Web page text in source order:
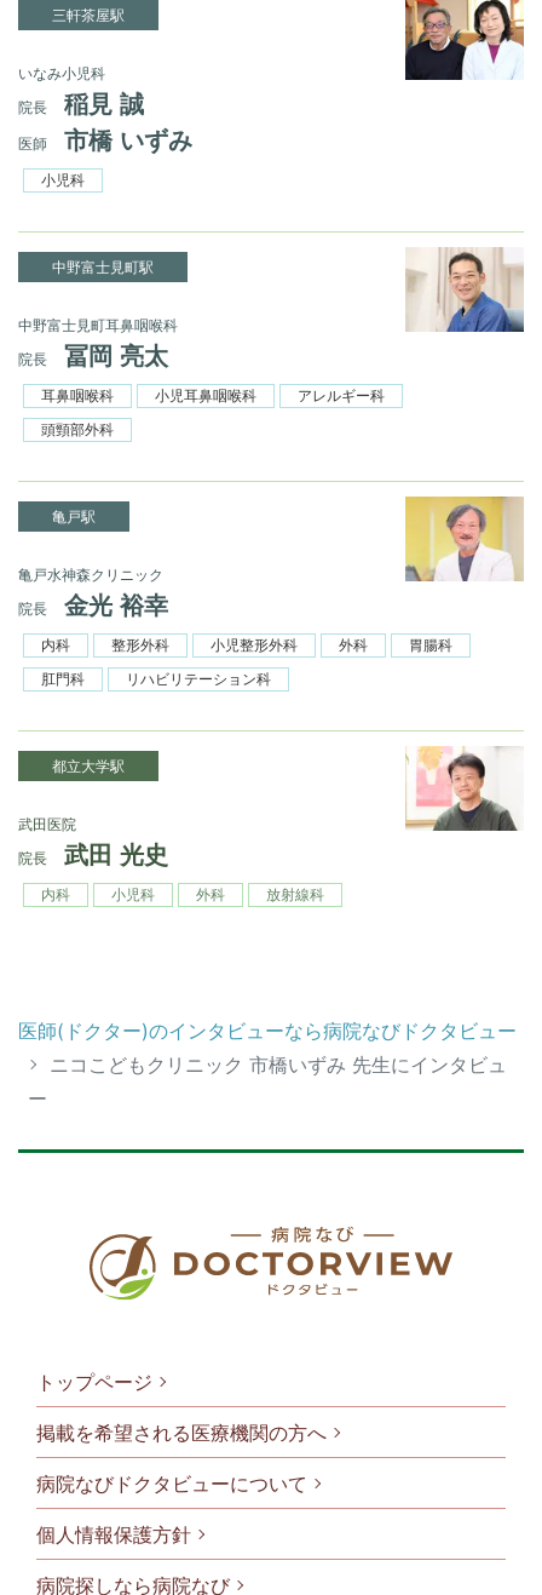
三軒茶屋駅
いなみ小児科
院長
稲見 誠
医師 市橋 いずみ
小児科
中野富士見町駅
中野富士見町耳鼻咽喉科
院長
冨岡 亮太
耳鼻咽喉科 小児耳鼻咽喉科
アレルギー科
頭頸部外科
亀戸駅
亀戸水神森クリニック
院長
金光 裕幸
内科 整形外科 小児整形外科 外科
胃腸科
肛門科
リハビリテーション科
都立大学駅
武田医院
院長
武田 光史
内科 小児科 外科 放射線科
医師(ドクター)のインタビューなら病院なびドクタビュー
ニコこどもクリニック 市橋いずみ 先生にインタビュ
ー
フッタメニ
トップページ
掲載を希望される医療機関の方へ
病院なびドクタビューについて
個人情報保護方針
病院探しなら病院なび